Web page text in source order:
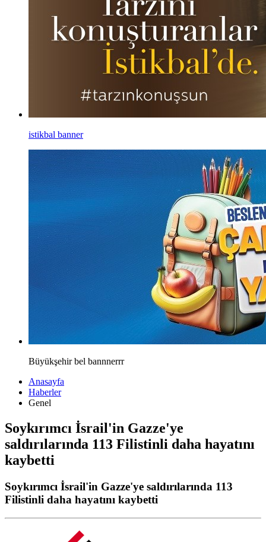
istikbal banner
Büyükşehir bel bannnerrr
Anasayfa
Haberler
Genel
Soykırımcı İsrail'in Gazze'ye
saldırılarında 113 Filistinli daha hayatını
kaybetti
Soykırımcı İsrail'in Gazze'ye saldırılarında 113
Filistinli daha hayatını kaybetti